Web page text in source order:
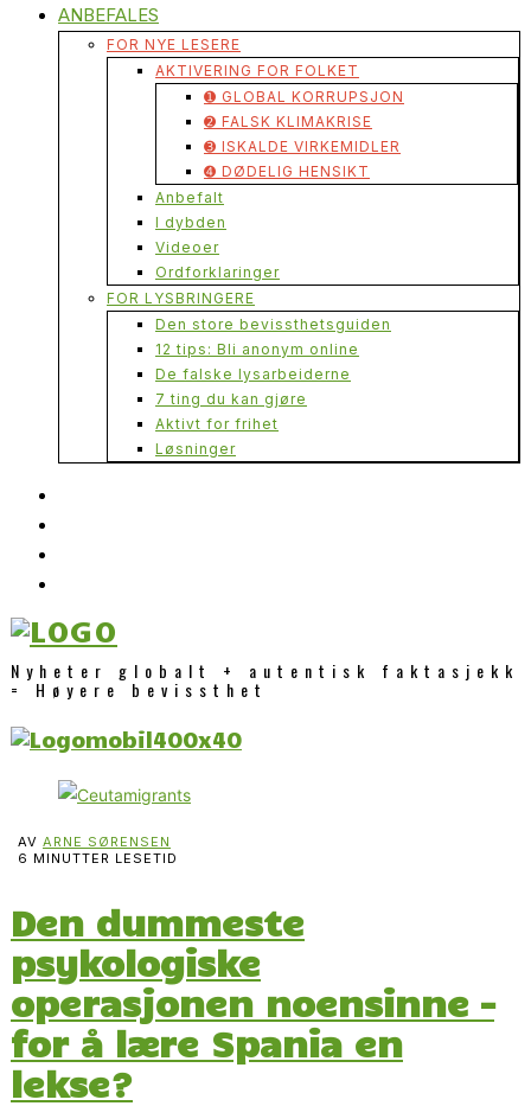
ANBEFALES
FOR NYE LESERE
AKTIVERING FOR FOLKET
➊ GLOBAL KORRUPSJON
➋ FALSK KLIMAKRISE
➌ ISKALDE VIRKEMIDLER
➍ DØDELIG HENSIKT
Anbefalt
I dybden
Videoer
Ordforklaringer
FOR LYSBRINGERE
Den store bevissthetsguiden
12 tips: Bli anonym online
De falske lysarbeiderne
7 ting du kan gjøre
Aktivt for frihet
Løsninger
Nyheter globalt + autentisk faktasjekk
= Høyere bevissthet
AV ARNE SØRENSEN
6 MINUTTER LESETID
Den dummeste
psykologiske
operasjonen noensinne –
for å lære Spania en
lekse?